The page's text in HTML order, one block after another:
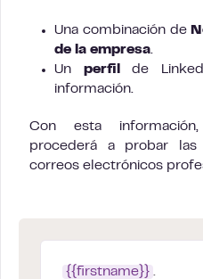
Una combinación de
de la empresa
Un perfil
de
información.
Con esta
procederá a probar las
correos electrónicos
{{firstname}}